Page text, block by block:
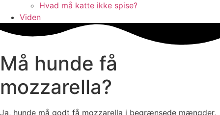
Hvad må katte ikke spise?
Viden
Må hunde få
mozzarella?
Ja, hunde må godt få mozzarella i begrænsede mængder,